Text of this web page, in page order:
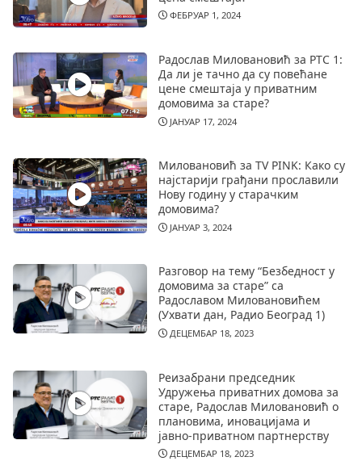
ФЕБРУАР 1, 2024
Радослав Миловановић за РТС 1:
Да ли је тачно да су повећане
цене смештаја у приватним
домовима за старе?
ЈАНУАР 17, 2024
Миловановић за TV PINK: Како су
најстарији грађани прославили
Нову годину у старачким
домовима?
ЈАНУАР 3, 2024
Разговор на тему “Безбедност у
домовима за старе” са
Радославом Миловановићем
(Ухвати дан, Радио Београд 1)
ДЕЦЕМБАР 18, 2023
Реизабрани председник
Удружења приватних домова за
старе, Радослав Миловановић о
плановима, иновацијама и
јавно-приватном партнерству
ДЕЦЕМБАР 18, 2023